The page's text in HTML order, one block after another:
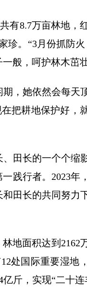
有8.7万亩林地，
。“3月份抓防火
般，呵护林木茁壮
，她依然会每天
把耕地保护好，
田长的一个个缩
践行者。2023年
田长的共同努力
地面积达到2162
处国际重要湿地
斤，实现“二十连